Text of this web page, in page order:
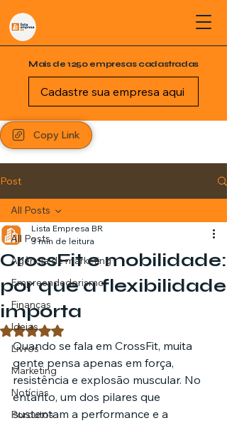
Mais de 1250 empresas cadastradas
Cadastre sua empresa aqui
Copy Link
Post
All Posts
Agência de marketing
Empreendedorismo
Finanças
Ideias
Livros
Marketing
Notícias
Pordutos
All Posts
CrossFit e mobilidade:
por que a flexibilidade
importa
Lista Empresa BR
3 min de leitura
Avaliado com NaN de 5 estrelas.
Quando se fala em CrossFit, muita
gente pensa apenas em força,
resistência e explosão muscular. No
entanto, um dos pilares que
sustentam a performance e a